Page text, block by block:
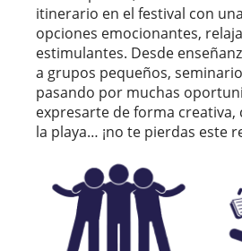
itinerario en el festival con
opciones emocionantes,
estimulantes. Desde
a grupos pequeños,
pasando por muchas
expresarte de forma creativa,
la playa… ¡no te pierdas este